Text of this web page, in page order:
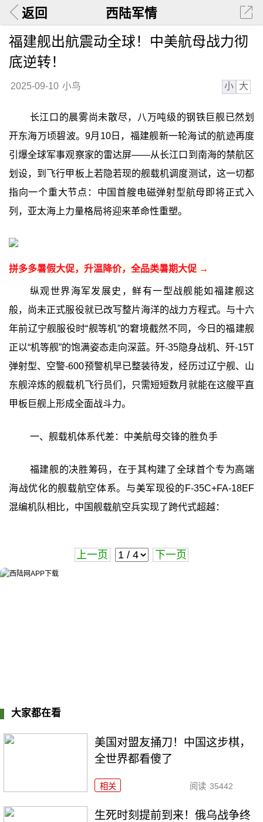
返回 西陆军情
福建舰出航震动全球！中美航母战力彻
底逆转！
2025-09-10 小鸟 小 大
长江口的晨雾尚未散尽，八万吨级的钢铁巨舰已然划
开东海万顷碧波。9月10日，福建舰新一轮海试的航迹再度
引爆全球军事观察家的雷达屏——从长江口到南海的禁航区
划设，到飞行甲板上若隐若现的舰载机调度测试，这一切都
指向一个重大节点：中国首艘电磁弹射型航母即将正式入
列，亚太海上力量格局将迎来革命性重塑。
拼多多暑假大促，升温降价，全品类暑期大促 →
纵观世界海军发展史，鲜有一型战舰能如福建舰这
般，尚未正式服役就已改写整片海洋的战力方程式。与十六
年前辽宁舰服役时“舰等机”的窘境截然不同，今日的福建舰
正以“机等舰”的饱满姿态走向深蓝。歼-35隐身战机、歼-15T
弹射型、空警-600预警机早已整装待发，经历过辽宁舰、山
东舰淬炼的舰载机飞行员们，只需短短数月就能在这艘平直
甲板巨舰上形成全面战斗力。
一、舰载机体系代差：中美航母交锋的胜负手
福建舰的决胜筹码，在于其构建了全球首个专为高端
海战优化的舰载航空体系。与美军现役的F-35C+FA-18EF
混编机队相比，中国舰载航空兵实现了跨代式超越：
上一页 下一页
大家都在看
美国对盟友捅刀！中国这步棋，
全世界都看傻了
相关 阅读 35442
生死时刻提前到来！俄乌战争终